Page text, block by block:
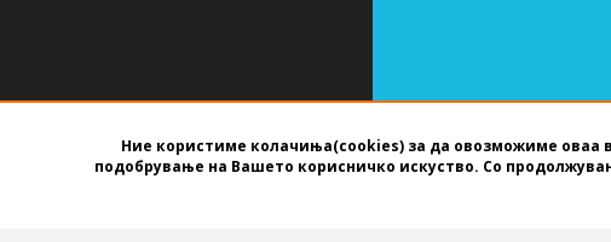
СОФТВЕР ЗА АГЕНЦИИ ЗА НЕДВИЖНИНИИЗРАБОТЕН ОДBEST NET
Ние користиме колачиња(cookies) за да овозможиме оваа
подобрување на Вашето корисничко искуство. Со